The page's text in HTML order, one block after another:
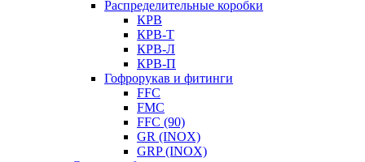
Распределительные коробки
КРВ
КРВ-Т
КРВ-Л
КРВ-П
Гофрорукав и фитинги
FFC
FMC
FFC (90)
GR (INOX)
GRP (INOX)